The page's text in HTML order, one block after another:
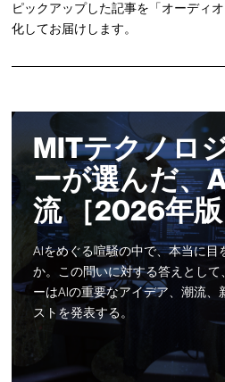
ピックアップした記事を「オーディ
化してお届けします。
MITテクノロ
ーが選んだ、
流 ［2026年
AIをめぐる喧騒の中で、本当に目
か。この問いに対する答えとして
ーはAIの重要なアイデア、潮流、
ストを発表する。